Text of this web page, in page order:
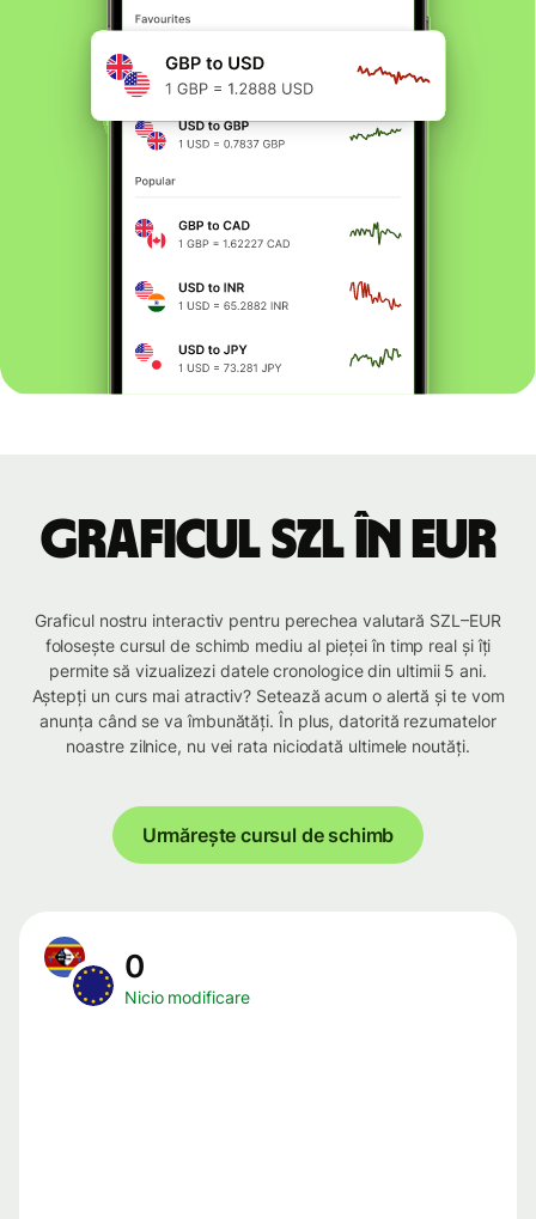
Graficul SZL în EUR
Graficul nostru interactiv pentru perechea valutară SZL–EUR
folosește cursul de schimb mediu al pieței în timp real și îți
permite să vizualizezi datele cronologice din ultimii 5 ani.
Aștepți un curs mai atractiv? Setează acum o alertă și te vom
anunța când se va îmbunătăți. În plus, datorită rezumatelor
noastre zilnice, nu vei rata niciodată ultimele noutăți.
Urmărește cursul de schimb
0
Nicio modificare